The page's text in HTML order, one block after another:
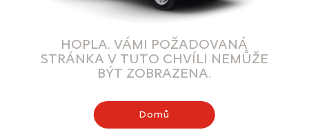
HOPLA. VÁMI POŽADOVANÁ
STRÁNKA V TUTO CHVÍLI NEMŮŽE
BÝT ZOBRAZENA.
Domů